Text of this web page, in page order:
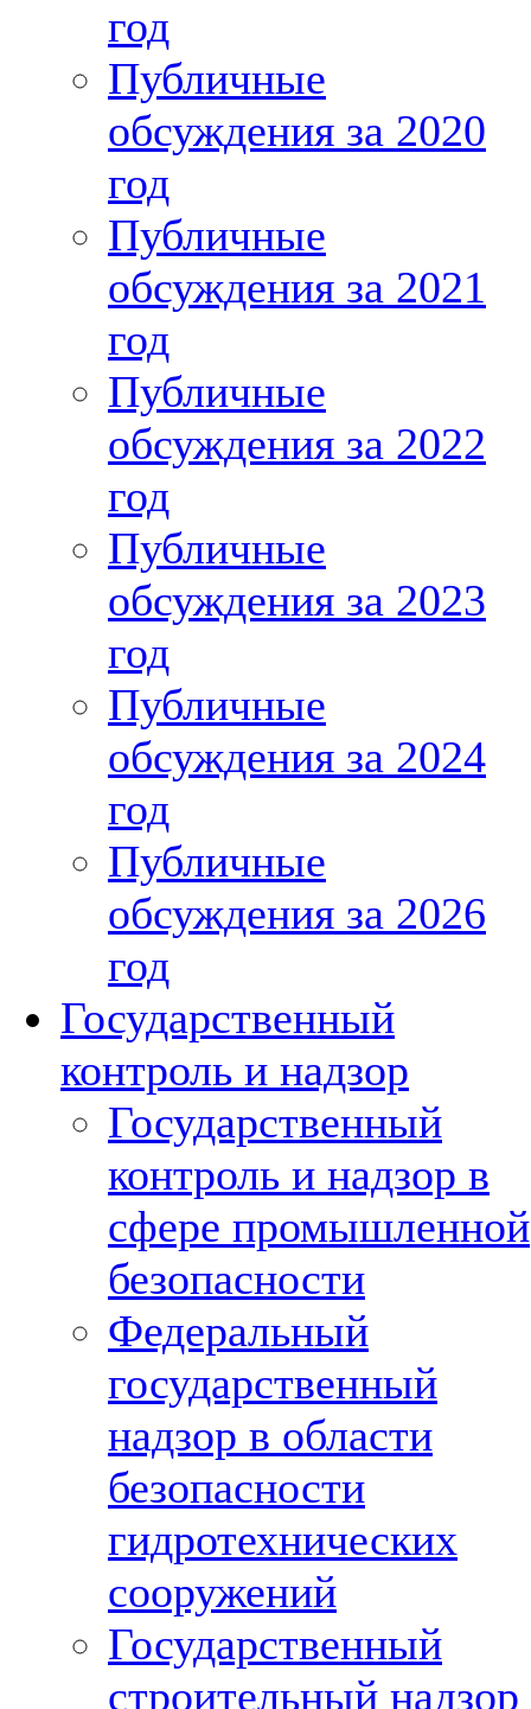
год
Публичные
обсуждения за 2020
год
Публичные
обсуждения за 2021
год
Публичные
обсуждения за 2022
год
Публичные
обсуждения за 2023
год
Публичные
обсуждения за 2024
год
Публичные
обсуждения за 2026
год
Государственный
контроль и надзор
Государственный
контроль и надзор в
сфере промышленной
безопасности
Федеральный
государственный
надзор в области
безопасности
гидротехнических
сооружений
Государственный
строительный надзор